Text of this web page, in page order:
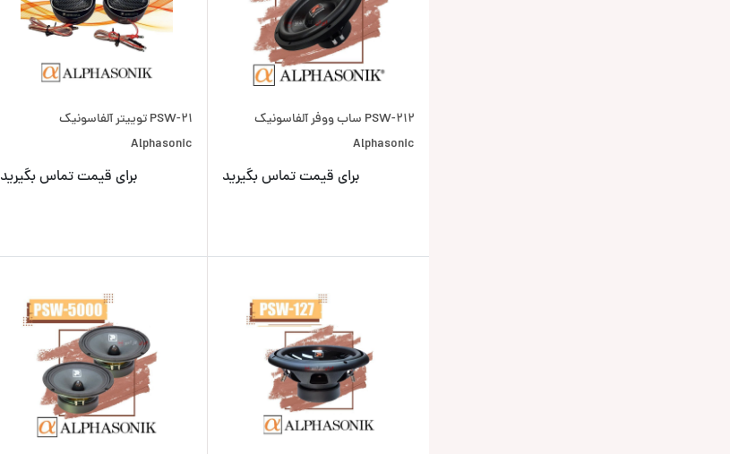
PSW-212 ساب ووفر آلفاسونیک
Alphasonic
برای قیمت تماس بگیرید
PSW-21 توییتر آلفاسونیک
Alphasonic
برای قیمت تماس بگیرید